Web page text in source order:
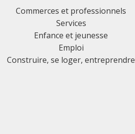
Commerces et professionnels
Services
Enfance et jeunesse
Emploi
Construire, se loger, entreprendre